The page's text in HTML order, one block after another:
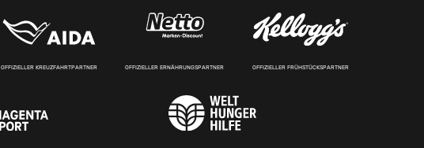
OFFIZIELLER KREUZFAHRTPARTNER OFFIZIELLER ERNÄHRUNGSPARTNER OFFIZIELLER FRÜHSTÜCKSPARTNER